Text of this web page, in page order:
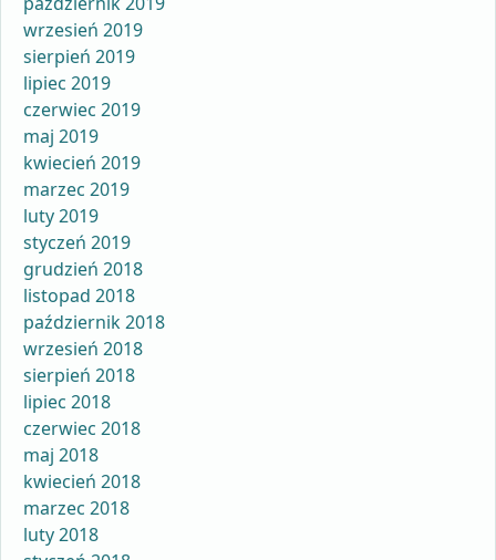
wrzesień 2019
sierpień 2019
lipiec 2019
czerwiec 2019
maj 2019
kwiecień 2019
marzec 2019
luty 2019
styczeń 2019
grudzień 2018
listopad 2018
październik 2018
wrzesień 2018
sierpień 2018
lipiec 2018
czerwiec 2018
maj 2018
kwiecień 2018
marzec 2018
luty 2018